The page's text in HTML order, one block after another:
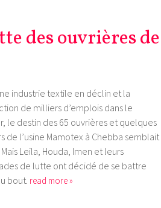
des ouvrières de
industrie textile en déclin et la
de milliers d’emplois dans le
le destin des 65 ouvrières et quelques
de l’usine Mamotex à Chebba semblait
Leila, Houda, Imen et leurs
de lutte ont décidé de se battre
bout. read more »